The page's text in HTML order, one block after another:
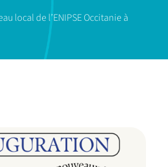
local de l’ENIPSE Occitanie à